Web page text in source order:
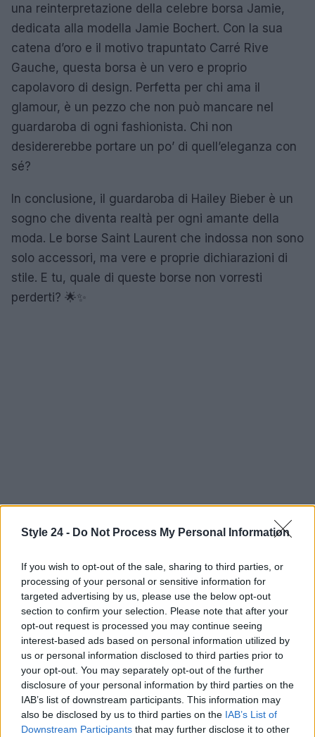
Style 24 - Do Not Process My Personal Information
If you wish to opt-out of the sale, sharing to third parties, or
processing of your personal or sensitive information for
targeted advertising by us, please use the below opt-out
section to confirm your selection. Please note that after your
opt-out request is processed you may continue seeing
interest-based ads based on personal information utilized by
us or personal information disclosed to third parties prior to
your opt-out. You may separately opt-out of the further
disclosure of your personal information by third parties on the
IAB’s list of downstream participants. This information may
also be disclosed by us to third parties on the IAB’s List of
Downstream Participants that may further disclose it to other
una reinterpretazione della celebre borsa Jamie,
dedicata alla modella Jamie Bochert. Con la sua
catena d’oro e il motivo trapuntato Carré Rive
Gauche, questa borsa è un vero e proprio
capolavoro di design. Perfetta per chi ama il
glamour, è un pezzo che non può mancare nel
guardaroba di ogni fashionista. Chi non
desidererebbe portare un po’ di quell’eleganza con
sé?
In conclusione, il guardaroba di Hailey Bieber è un
sogno che diventa realtà per ogni amante della
moda. Le borse Saint Laurent che indossa non sono
solo accessori, ma vere e proprie dichiarazioni di
stile. E tu, quale di queste borse non vorresti
perderti? 🌟✨
AUTORE
Staff